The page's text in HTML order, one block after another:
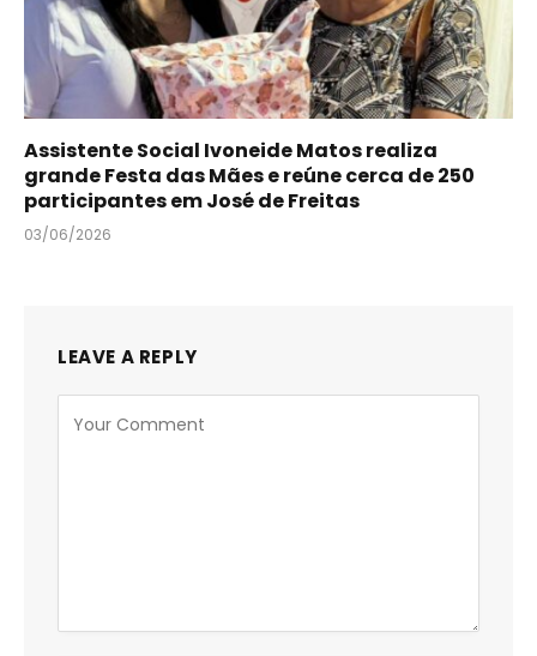
Assistente Social Ivoneide Matos realiza
grande Festa das Mães e reúne cerca de 250
participantes em José de Freitas
03/06/2026
LEAVE A REPLY